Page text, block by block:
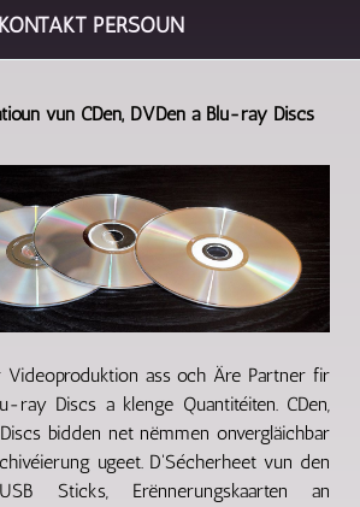
KONTAKT PERSOUN
vun CDen, DVDen a Blu-ray Discs
ass och Äre Partner fir
ray Discs a klenge Quantitéiten. CDen,
bidden net nëmmen onvergläichbar
ugeet. D'Sécherheet vun den
Sticks, Erënnerungskaarten an